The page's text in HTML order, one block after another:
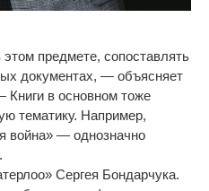
этом предмете, сопоставлять
документах, — объясняет
Книги в основном тоже
тематику. Например,
война» — однозначно
» Сергея Бондарчука.